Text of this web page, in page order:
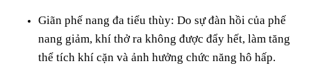
Giãn phế nang đa tiểu thùy: Do sự đàn hồi của phế
nang giảm, khí thở ra không được đẩy hết, làm tăng
thể tích khí cặn và ảnh hưởng chức năng hô hấp.